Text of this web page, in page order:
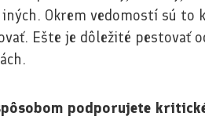
iných. Okrem vedomostí sú
Ešte je dôležité pestovať
podporujete